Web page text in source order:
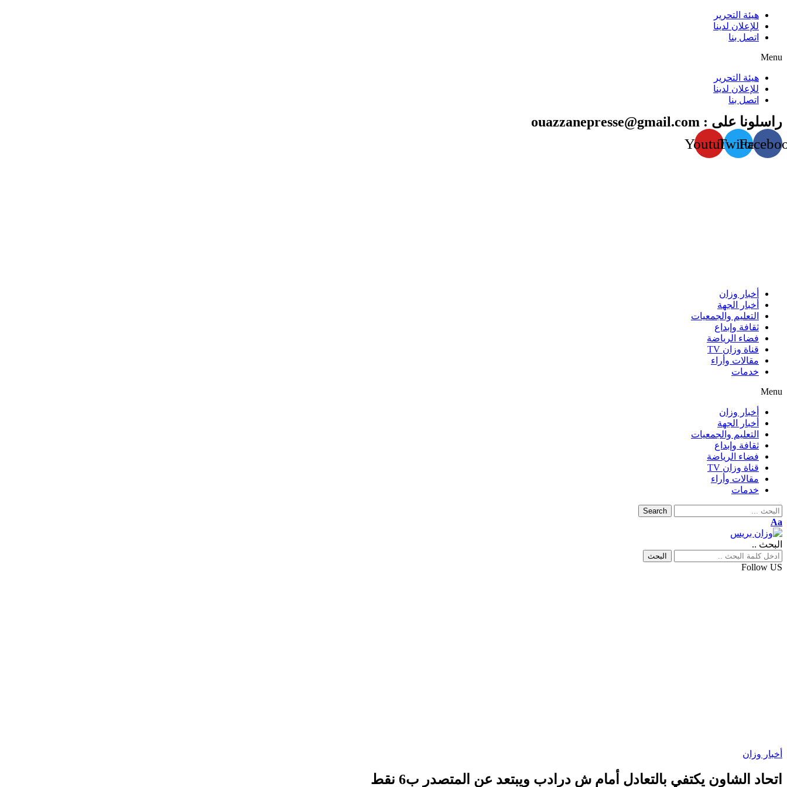
هيئة التحرير
للإعلان لدينا
اتصل بنا
Menu
هيئة التحرير
للإعلان لدينا
اتصل بنا
راسلونا على : ouazzanepresse@gmail.com
Twitter
Youtube
أخبار وزان
أخبار الجهة
التعليم والجمعيات
ثقافة وإبداع
فضاء الرياضة
قناة وزان TV
مقالات وأراء
خدمات
Menu
أخبار وزان
أخبار الجهة
التعليم والجمعيات
ثقافة وإبداع
فضاء الرياضة
قناة وزان TV
مقالات وأراء
خدمات
Search
Aa
البحث ..
Follow US
أخبار وزان
اتحاد الشاون يكتفي بالتعادل أمام ش درادب ويبتعد عن المتصدر ب6 نقط